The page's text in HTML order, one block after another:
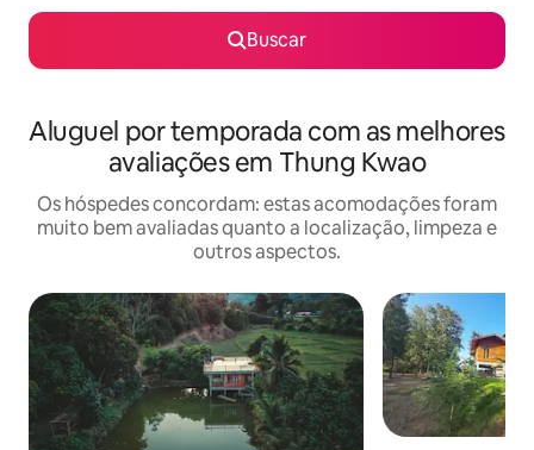
Buscar
Aluguel por temporada com as melhores
avaliações em Thung Kwao
Os hóspedes concordam: estas acomodações foram
muito bem avaliadas quanto a localização, limpeza e
outros aspectos.